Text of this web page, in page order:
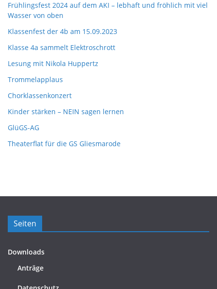
Frühlingsfest 2024 auf dem AKI – lebhaft und fröhlich mit viel
Wasser von oben
Klassenfest der 4b am 15.09.2023
Klasse 4a sammelt Elektroschrott
Lesung mit Nikola Huppertz
Trommelapplaus
Chorklassenkonzert
Kinder stärken – NEIN sagen lernen
GlüGS-AG
Theaterflat für die GS Gliesmarode
Seiten
Downloads
Anträge